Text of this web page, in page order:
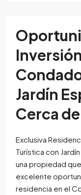
Jardín
Cerca
Exclusiva
Turística con
una propiedad
excelente
residencia en el